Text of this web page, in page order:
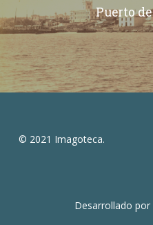
Puerto
© 2021 Imagoteca.
Desarrollado por